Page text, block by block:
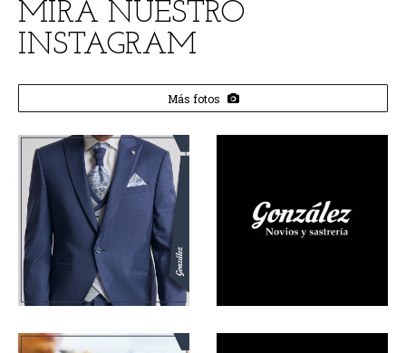
MIRA NUESTRO
INSTAGRAM
Más fotos